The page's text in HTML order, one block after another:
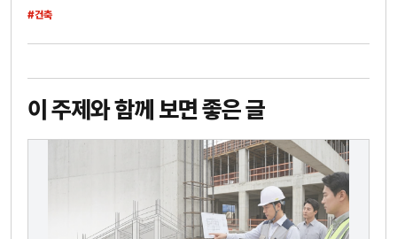
#건축
이 주제와 함께 보면 좋은 글